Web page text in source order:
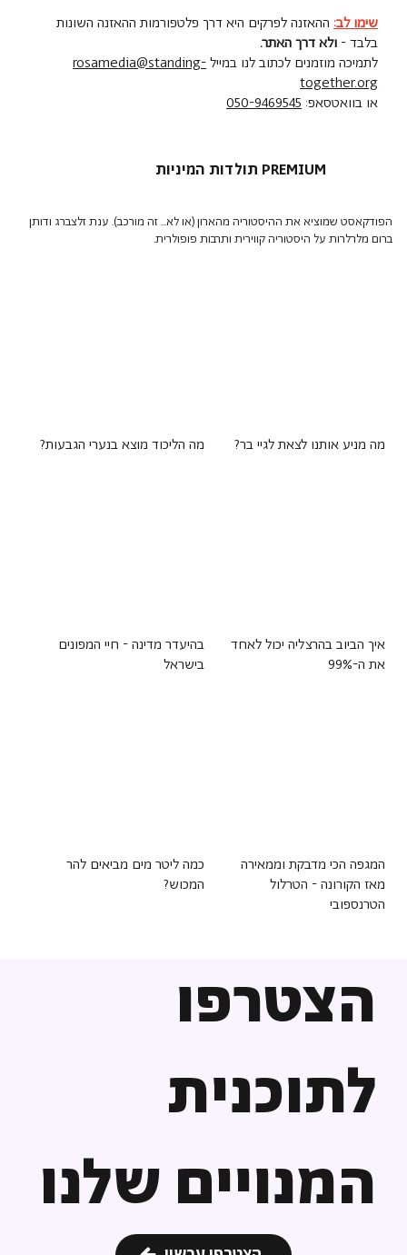
הצטרפו
לתוכנית
המנויים שלנו
שימו לב: ההאזנה לפרקים היא דרך פלטפורמות ההאזנה השונות
בלבד - ולא דרך האתר.
לתמיכה מוזמנים לכתוב לנו במיילrosamedia@standing-
together.org
או בוואטסאפ: 050-9469545
תולדות המיניות PREMIUM
הפודקאסט שמוציא את ההיסטוריה מהארון (או לא... זה מורכב). ענת זלצברג ודותן
ברום מלרלרות על היסטוריה קווירית ותרבות פופולרית.
מה מניע אותנו לצאת לגיי בר? מה הליכוד מוצא בנערי הגבעות?
איך הביוב בהרצליה יכול לאחד
את ה-99%
בהיעדר מדינה - חיי המפונים
בישראל
המגפה הכי מדבקת וממאירה
מאז הקורונה - הטרלול
הטרנספובי
כמה ליטר מים מביאים להר
המכוש?